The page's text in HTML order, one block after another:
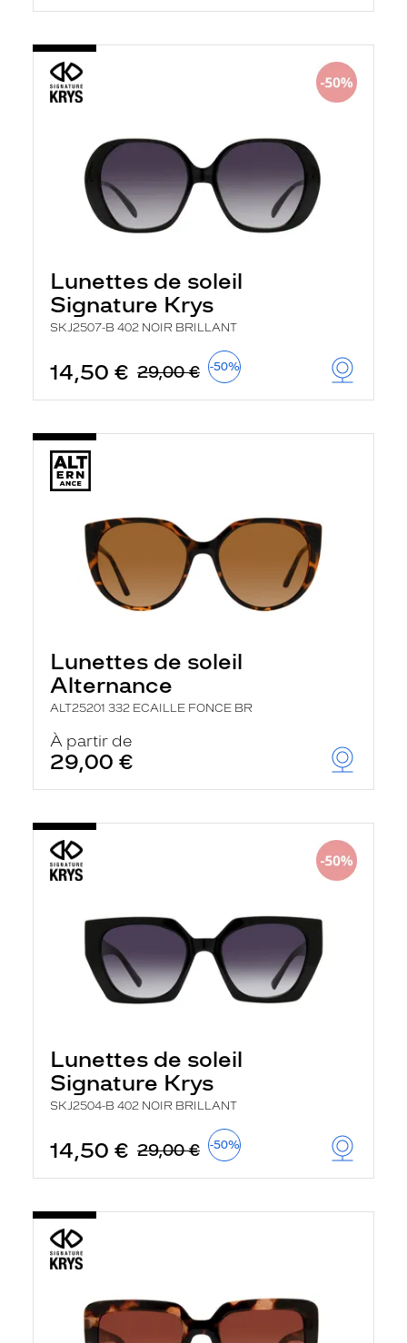
Lunettes de soleil
Signature Krys
SKJ2507-B 402 NOIR BRILLANT
14,50 € 29,00 € -50%
Lunettes de soleil
Alternance
ALT25201 332 ECAILLE FONCE BR
À partir de
29,00 €
Lunettes de soleil
Signature Krys
SKJ2504-B 402 NOIR BRILLANT
14,50 € 29,00 € -50%